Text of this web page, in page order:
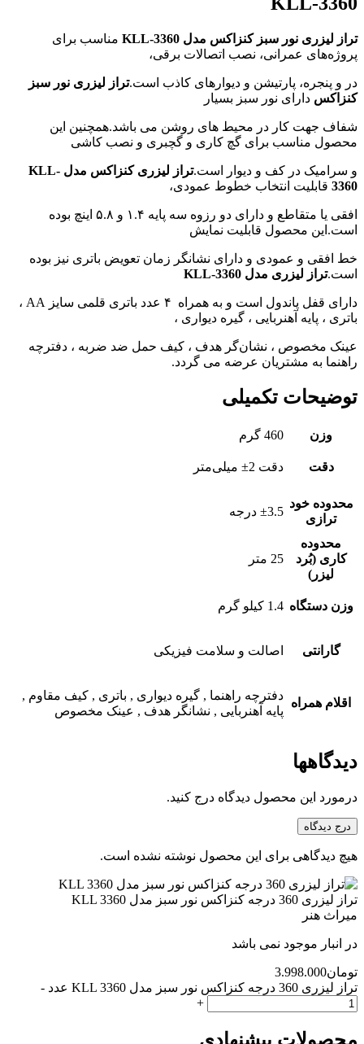
تراز لیزری نور سبز کنزاکس مدل KLL-3360
مناسب برای
پروژه‌های عمرانی، نصب اتصالات برقی،
در و پنجره، پارتیشن و دیوارهای کاذب است.تراز لیزری نور سبز
کنزاکس دارای نور سبز بسیار
شفاف جهت کار در محیط های روشن می باشد.همچنین این
محصول مناسب برای گچ کاری و گچبری و نصب کاشی
و سرامیک در کف و دیوار است.
تراز لیزری کنزاکس مدل KLL-
3360 قابلیت انتخاب خطوط عمودی،
افقی یا متقاطع و دارای دو رزوه‌ سه پایه ۱.۴ و ۵.۸ اینچ بوده
است.این محصول قابلیت نمایش
خط افقی و عمودی و دارای نشانگر زمان تعویض باتری نیز بوده
است.تراز لیزری مدل KLL-3360
دارای قفل پاندول است و به همراه ۴ عدد باتری قلمی سایز AA ،
باتری ، پایه آهنربایی ، گیره دیواری ،
عینک مخصوص ، نشان‌گر هدف ، کیف حمل ضد ضربه ، دفترچه
راهنما به مشتریان عرضه می گردد.
توضیحات تکمیلی
وزن 460 گرم
دقت دقت 2± میلی‌متر
محدوده خود
ترازی
±3.5 درجه
محدوده
کاری (بُرد
لیزر)
25 متر
وزن دستگاه 1.4 کیلو گرم
گارانتی اصالت و سلامت فیزیکی
اقلام همراه
دفترچه راهنما , گیره دیواری , باتری , کیف مقاوم ,
پایه آهنربایی , نشانگر هدف , عینک مخصوص
دیدگاهها
درمورد این محصول دیدگاه درج کنید.
درج دیدگاه
هیچ دیدگاهی برای این محصول نوشته نشده است.
تراز لیزری 360 درجه کنزاکس نور سبز مدل KLL 3360
میراث هنر
در انبار موجود نمی باشد
تومان3.998.000
تراز لیزری 360 درجه کنزاکس نور سبز مدل KLL 3360 عدد
-
+
محصولات پیشنهادی